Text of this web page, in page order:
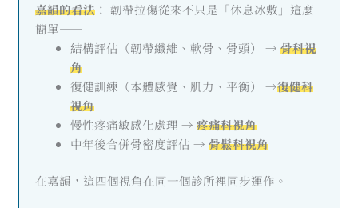
嘉韻的看法： 韌帶拉傷從來不只是「休息冰敷」這麼
簡單——
結構評估（韌帶纖維、軟骨、骨頭） → 骨科視
角
復健訓練（本體感覺、肌力、平衡） →復健科
視角
慢性疼痛敏感化處理 → 疼痛科視角
中年後合併骨密度評估 → 骨鬆科視角
在嘉韻，這四個視角在同一個診所裡同步運作。